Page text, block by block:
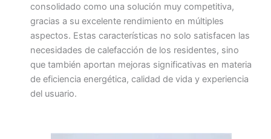
consolidado como una solución muy competitiva,
gracias a su excelente rendimiento en múltiples
aspectos. Estas características no solo satisfacen las
necesidades de calefacción de los residentes, sino
que también aportan mejoras significativas en materia
de eficiencia energética, calidad de vida y experiencia
del usuario.